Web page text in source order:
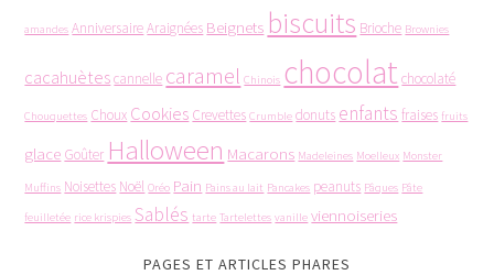
amandes AnniversaireAraignées Beignets biscuits Brioche Brownies
cacahuètescannelle caramel Chinois chocolat chocolaté
Chouquettes Choux Cookies Crevettes Crumble donuts enfants fraises fruits
glace Goûter Halloween Macarons Madeleines Moelleux Monster
Muffins Noisettes Noël Oréo Pain Pains au lait Pancakes peanuts Pâques Pâte
feuilletée rice krispies Sablés tarte Tartelettes vanille viennoiseries
PAGES ET ARTICLES PHARES